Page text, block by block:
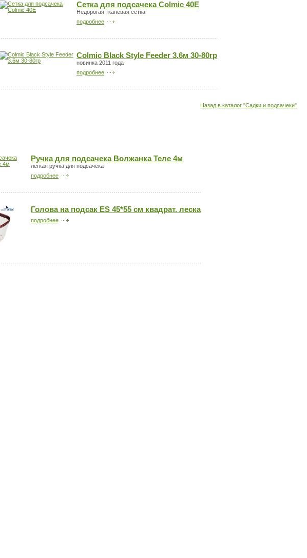
Сетка для подсачека Colmic 40E
Недорогая тканевая сетка
подробнее
Colmic Black Style Feeder 3.6м 30-80гр
новинка 2011 года
подробнее
Назад в каталог "Садки и подсачеки"
Ручка для подсачека Волжанка Теле 4м
лёгкая ручка для подсачека
подробнее
Голова на подсак ES 45*55 см квадрат. леска
подробнее